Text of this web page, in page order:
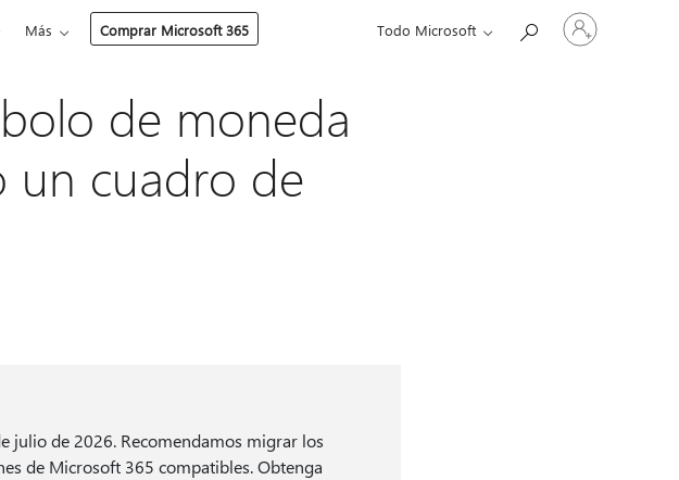
Más Comprar Microsoft 365 Todo Microsoft
Iniciar
sesión
de moneda
un cuadro de
julio de 2026. Recomendamos migrar los
de Microsoft 365 compatibles. Obtenga